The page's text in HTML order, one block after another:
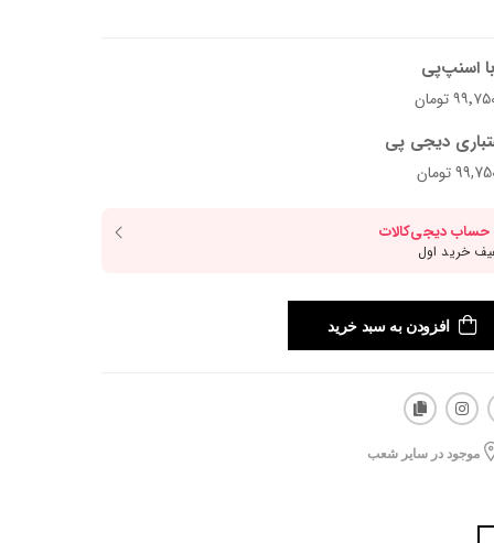
اسنپ‌پی
دیجی پی
افزودن به سبد خرید
موجود در سایر شعب